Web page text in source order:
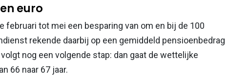
euro
februari tot mei een besparing van om en bij de 100
rekende daarbij op een gemiddeld pensioenbedrag
nog een volgende stap: dan gaat de wettelijke
66 naar 67 jaar.